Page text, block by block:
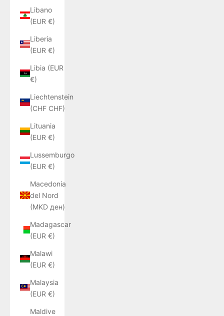
Libano
(EUR €)
Liberia
(EUR €)
Libia (EUR
€)
Liechtenstein
(CHF CHF)
Lituania
(EUR €)
Lussemburgo
(EUR €)
Macedonia
del Nord
(MKD ден)
Madagascar
(EUR €)
Malawi
(EUR €)
Malaysia
(EUR €)
Maldive